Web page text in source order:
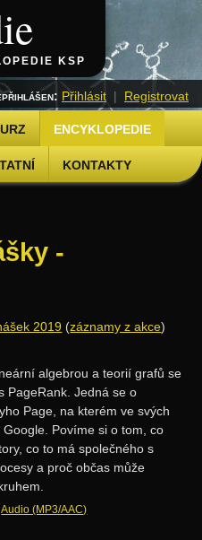
KSP
ENCYKLOPEDIE
KONTAKTY
Přihlásit | Registrovat
-
2019 (záznamy z akce)
algebrou a teorií grafů se
PageRank. Jedná se o
Page, na kterém ve svých
Povíme si o tom, co
co to má společného s
a proč občas může
Audio (MP3/AAC)